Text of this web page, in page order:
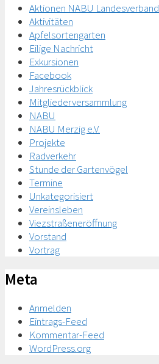
Aktionen NABU Landesverband
Aktivitäten
Apfelsortengarten
Eilige Nachricht
Exkursionen
Facebook
Jahresrückblick
Mitgliederversammlung
NABU
NABU Merzig e.V.
Projekte
Radverkehr
Stunde der Gartenvögel
Termine
Unkategorisiert
Vereinsleben
Viezstraßeneröffnung
Vorstand
Vortrag
Meta
Anmelden
Eintrags-Feed
Kommentar-Feed
WordPress.org